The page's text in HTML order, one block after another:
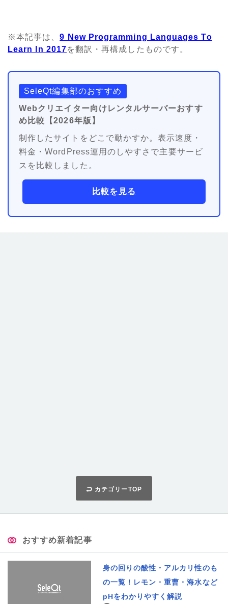
※本記事は、9 New Programming Languages To
Learn In 2017を翻訳・再構成したものです。
SeleQt編集部のおすすめ
Webクリエイター向けレンタルサーバーおすす
め比較【2026年版】
制作したサイトをどこで動かすか。表示速度・
料金・WordPress運用のしやすさで主要サービ
スを比較しました。
比較を見る
カテゴリーTOP
おすすめ新着記事
身の回りの酸性・アルカリ性のも
の一覧！レモン・重曹・海水など
pHをわかりやすく解説